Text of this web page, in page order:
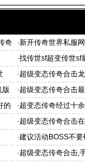
奇
·新开传奇世界私服
服,传:超
·找传世sf超变传世sf
·超级变态传奇合击
服,03年复古传奇世
版
·超级变态传奇合击
奇世界
的
·超变态传奇经过十
·超级变态传奇合击
·建议活动BOSS不要
·超级变态传奇合击,